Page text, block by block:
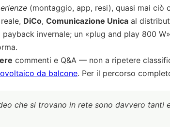
(montaggio, app, resi), quasi mai ciò
reale, DiCo, Comunicazione Unica al
payback invernale; un «plug and play 800
commenti e Q&A — non a ripetere
da balcone. Per il percorso
che si trovano in rete sono davvero tanti